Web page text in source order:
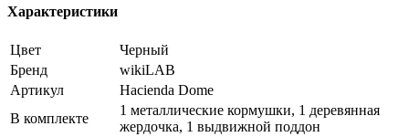
Характеристики
Цвет
Черный
Бренд
wikiLAB
Артикул
Hacienda Dome
В комплекте
1 металлические кормушки, 1 деревянная
жердочка, 1 выдвижной поддон